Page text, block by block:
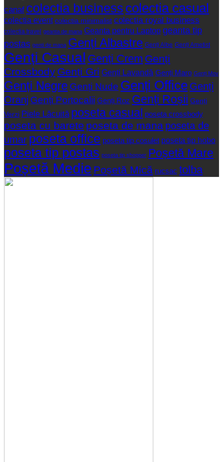
canaf colectia business colectia casual
colectia event colectia minimalist colectia royal business
colectia travel geanta de mana Geanta pentru Laptop geanta tip
postas genti de mana Genți Albastre Genți Albe Genți Ametist
Genți Casual Genți Crem Genți
Crossbody Genți Gri Genți Lavandă Genți Maro Genți Mov
Genți Negre Genți Nude Genți Office Genți
Oranj Genți Portocalii Genți Roz Genți Roșii Genți
Verzi Piele Lăcuită poseta casual poseta crossbody
poseta cu barete poseta de mana poseta de
umar poseta office poseta tip cosulet poseta tip hobo
poseta tip postas poseta tip shopper Poșetă Mare
Poșetă Medie Poșetă Mică rucsac tolba